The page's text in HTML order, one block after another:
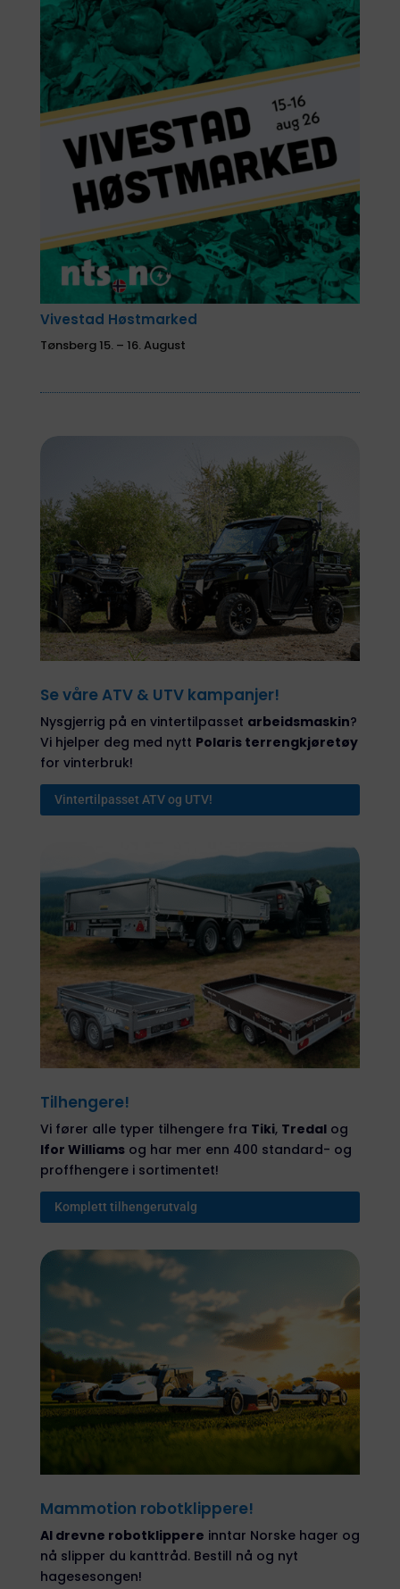
Tønsberg Motorshow
Tønsberg 15. -16. August
Se våre ATV & UTV kampanjer!
Nysgjerrig på en vintertilpasset arbeidsmaskin?
Vi hjelper deg med nytt Polaris terrengkjøretøy
for vinterbruk!
Vintertilpasset ATV og UTV!
Tilhengere!
Vi fører alle typer tilhengere fra Tiki, Tredalog
Ifor Williamsog har mer enn 400 standard- og
proffhengere i sortimentet!
Komplett tilhengerutvalg
Mammotion robotklippere!
AI drevne robotklippere inntar Norske hager og
nå slipper du kanttråd. Bestill nå og nyt
hagesesongen!